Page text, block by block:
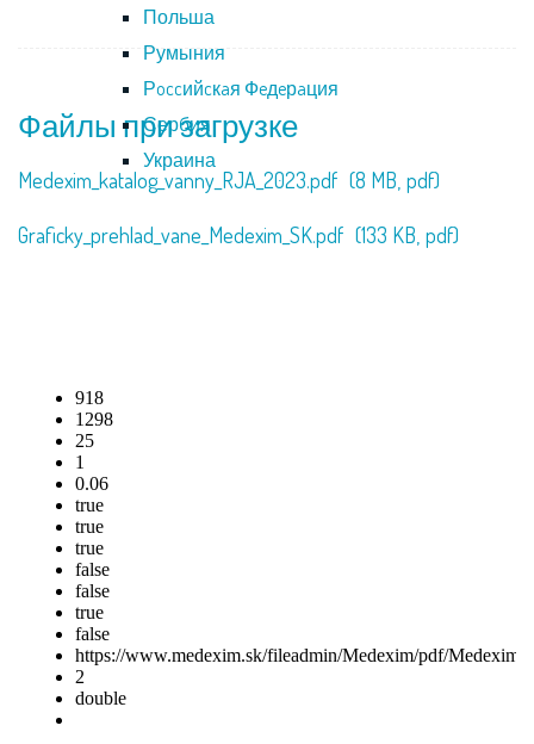
Польша
Румыния
Рoccийcкaя Фeдeрaция
Сербия
Украина
Файлы при загрузке
Medexim_katalog_vanny_RJA_2023.pdf (8 MB, pdf)
Graficky_prehlad_vane_Medexim_SK.pdf (133 KB, pdf)